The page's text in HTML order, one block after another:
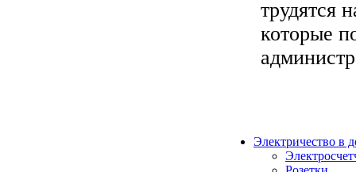
трудятся
которые
Электричество в